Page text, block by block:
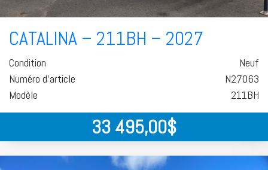
CATALINA – 211BH – 2027
Condition
Neuf
Numéro d'article
N27063
Modèle
211BH
33 495,00$